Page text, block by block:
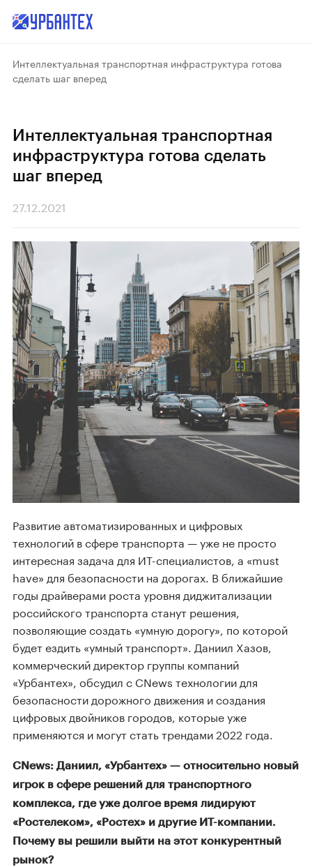
Интеллектуальная транспортная инфраструктура готова
сделать шаг вперед
Интеллектуальная транспортная
инфраструктура готова сделать
шаг вперед
27.12.2021
Развитие автоматизированных и цифровых
технологий в сфере транспорта — уже не просто
интересная задача для ИТ-специалистов, а «must
have» для безопасности на дорогах. В ближайшие
годы драйверами роста уровня диджитализации
российского транспорта станут решения,
позволяющие создать «умную дорогу», по которой
будет ездить «умный транспорт». Даниил Хазов,
коммерческий директор группы компаний
«Урбантех», обсудил с CNews технологии для
безопасности дорожного движения и создания
цифровых двойников городов, которые уже
применяются и могут стать трендами 2022 года.
CNews: Даниил, «Урбантех» — относительно новый
игрок в сфере решений для транспортного
комплекса, где уже долгое время лидируют
«Ростелеком», «Ростех» и другие ИТ-компании.
Почему вы решили выйти на этот конкурентный
рынок?